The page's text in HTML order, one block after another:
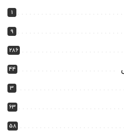
1
9
286
44
3
63
58